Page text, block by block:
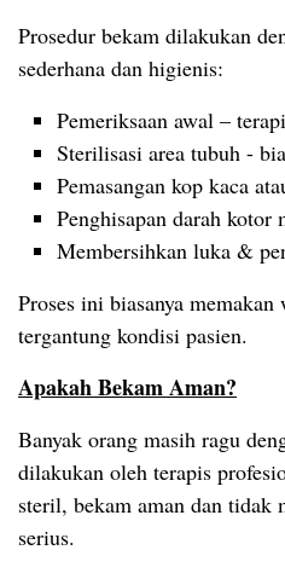
Prosedur bekam dilakukan
sederhana dan higienis:
Pemeriksaan awal –
Sterilisasi area tubuh -
Pemasangan kop kaca
Penghisapan darah kotor
Membersihkan luka &
Proses ini biasanya
tergantung kondisi pasien.
Apakah Bekam Aman?
Banyak orang masih ragu
dilakukan oleh terapis
steril, bekam aman dan tidak
serius.